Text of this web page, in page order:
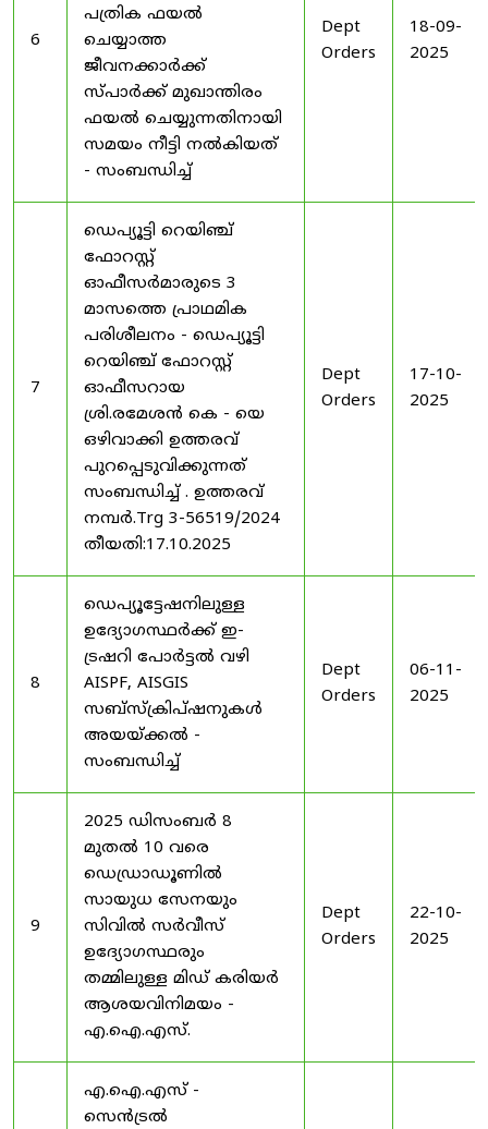
6
പത്രിക ഫയൽ
ചെയ്യാത്ത
ജീവനക്കാർക്ക്
സ്പാർക്ക് മുഖാന്തിരം
ഫയൽ ചെയ്യുന്നതിനായി
സമയം നീട്ടി നൽകിയത്
- സംബന്ധിച്ച്
Dept
Orders
18-09-
2025
7
ഡെപ്യൂട്ടി റെയിഞ്ച്
ഫോറസ്റ്റ്
ഓഫീസർമാരുടെ 3
മാസത്തെ പ്രാഥമിക
പരിശീലനം - ഡെപ്യൂട്ടി
റെയിഞ്ച് ഫോറസ്റ്റ്
ഓഫീസറായ
ശ്രി.രമേശൻ കെ - യെ
ഒഴിവാക്കി ഉത്തരവ്
പുറപ്പെടുവിക്കുന്നത്
സംബന്ധിച്ച് . ഉത്തരവ്
നമ്പർ.Trg 3-56519/2024
തീയതി:17.10.2025
Dept
Orders
17-10-
2025
8
ഡെപ്യൂട്ടേഷനിലുള്ള
ഉദ്യോഗസ്ഥർക്ക് ഇ-
ട്രഷറി പോർട്ടൽ വഴി
AISPF, AISGIS
സബ്‌സ്‌ക്രിപ്‌ഷനുകൾ
അയയ്ക്കൽ -
സംബന്ധിച്ച്
Dept
Orders
06-11-
2025
9
2025 ഡിസംബർ 8
മുതൽ 10 വരെ
ഡെഡ്രാഡൂണിൽ
സായുധ സേനയും
സിവിൽ സർവീസ്
ഉദ്യോഗസ്ഥരും
തമ്മിലുള്ള മിഡ് കരിയർ
ആശയവിനിമയം -
എ.ഐ.എസ്.
Dept
Orders
22-10-
2025
എ.ഐ.എസ് -
സെൻട്രൽ